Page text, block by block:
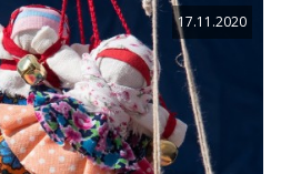
17.11.2020